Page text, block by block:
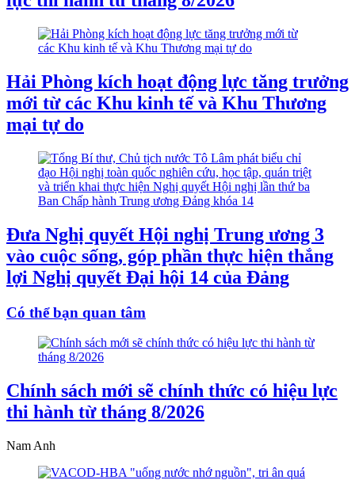
Hải Phòng kích hoạt động lực tăng trưởng
mới từ các Khu kinh tế và Khu Thương
mại tự do
Đưa Nghị quyết Hội nghị Trung ương 3
vào cuộc sống, góp phần thực hiện thắng
lợi Nghị quyết Đại hội 14 của Đảng
Có thể bạn quan tâm
Chính sách mới sẽ chính thức có hiệu lực
thi hành từ tháng 8/2026
Nam Anh